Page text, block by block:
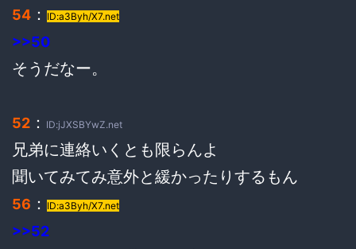
54 ： ID:a3Byh/X7.net
>>50
そうだなー。
52 ： ID:jJXSBYwZ.net
兄弟に連絡いくとも限らんよ
聞いてみてみ意外と緩かったりするもん
56 ： ID:a3Byh/X7.net
>>52